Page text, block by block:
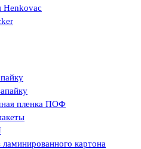
Henkovac
пленка ПОФ
картона